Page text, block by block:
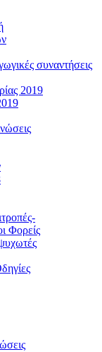
συναντήσεις
2019
Φορείς